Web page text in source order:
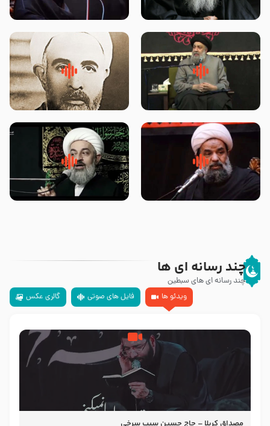
السلام) با این اشتیاق به زیارت
حسن مجتبی علیه السلام-حجت
لقب حضرت رقیه سلام الله علیها به
چه معناست – حجت الاسلام علوی
روضه‌ی مجلس یزید ملعون و
اسارت اهل‌بیت علیهم‌السلام –
محدث زاده
سلام جوانی که امام حسین علیه
السلام خودش جوابش را دادند
زیارتی که اسباب رزق زیاد و عمر
طولانی است حجت السلام حسین
چند رسانه ای ها
چند رسانه ای های سبطین
ویدئو ها
فایل های صوتی گالری عکس
مصداق کربلا – حاج حسین سیب سرخی